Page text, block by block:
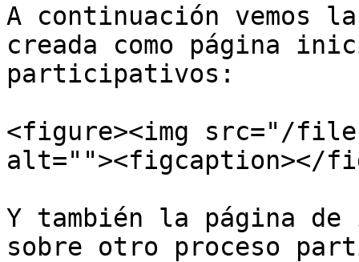
A continuación vemos
creada como página
participativos:
<figure><img src="/files/
alt=""><figcaption></
Y también la página
sobre otro proceso